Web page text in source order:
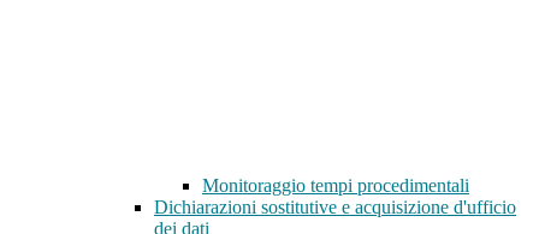
Monitoraggio tempi procedimentali
Dichiarazioni sostitutive e acquisizione d'ufficio
dei dati